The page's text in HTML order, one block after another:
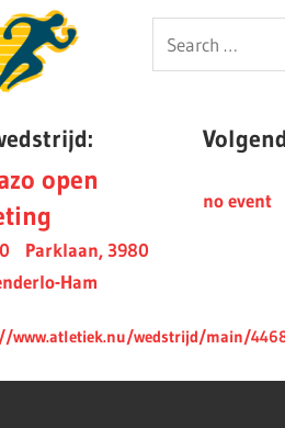
Looise
Search
for:
open
Parklaan, 3980
Ham
www.atletiek.nu/wedstrijd/main/
no event